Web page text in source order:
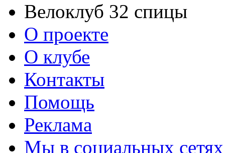
Велоклуб 32 спицы
О проекте
О клубе
Контакты
Помощь
Реклама
Мы в социальных сетях